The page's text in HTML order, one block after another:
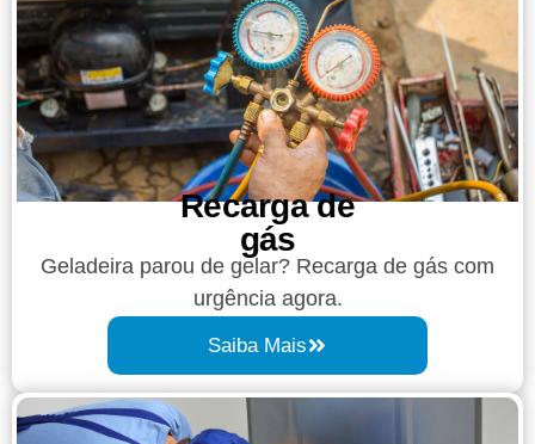
Recarga de
gás
Geladeira parou de gelar? Recarga de gás com
urgência agora.
Saiba Mais